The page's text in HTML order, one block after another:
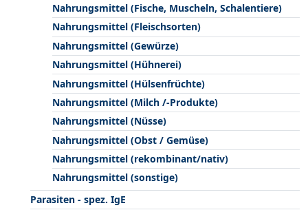
Nahrungsmittel (Fische, Muscheln, Schalentiere)
Nahrungsmittel (Fleischsorten)
Nahrungsmittel (Gewürze)
Nahrungsmittel (Hühnerei)
Nahrungsmittel (Hülsenfrüchte)
Nahrungsmittel (Milch /-Produkte)
Nahrungsmittel (Nüsse)
Nahrungsmittel (Obst / Gemüse)
Nahrungsmittel (rekombinant/nativ)
Nahrungsmittel (sonstige)
Parasiten - spez. IgE